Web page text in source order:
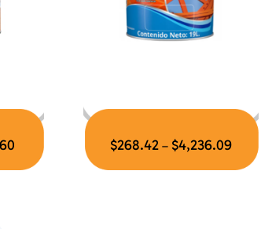
$268.42– $4,236.09